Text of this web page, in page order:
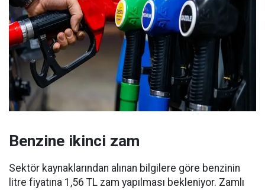
Benzine ikinci zam
Sektör kaynaklarından alınan bilgilere göre benzinin
litre fiyatına 1,56 TL zam yapılması bekleniyor. Zamlı